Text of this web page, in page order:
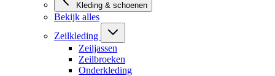
Kleding & schoenen
Bekijk alles
Zeilkleding
Zeiljassen
Zeilbroeken
Onderkleding